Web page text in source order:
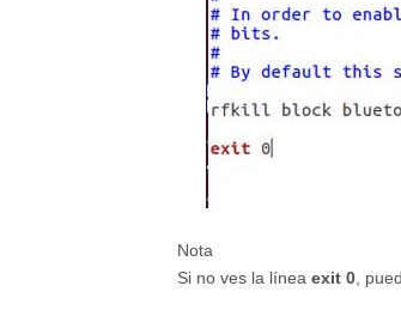
Nota
Si no ves la línea exit 0,